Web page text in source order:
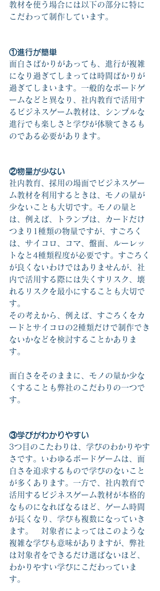
教材を使う場合には以下の部分に特に
こだわって制作しています。
①進行が簡単
面白さばかりがあっても、進行が複雑
になり過ぎてしまっては時間ばかりが
過ぎてしまいます。一般的なボードゲ
ームなどと異なり、社内教育で活用す
るビジネスゲーム教材は、シンプルな
進行でも楽しさと学びが体験てきるも
のである必要があります。
②物量が少ない
社内教育、採用の場面でビジネスゲー
ム教材を利用するときは、モノの量が
少ないことも大切です。モノの量と
は、例えば、トランプは、カードだけ
つまり1種類の物量ですが、すごろく
は、サイコロ、コマ、盤面、ルーレッ
トなと4種類程度が必要です。すごろく
が良くないわけではありませんが、社
内で活用する際には失くすリスク、壊
れるリスクを最小にすることも大切で
す。
その考えから、例えば、すごろくをカ
ードとサイコロの2種類だけで制作でき
ないかなどを検討することかありま
す。
面白さをそのままに、モノの量か少な
くすることも弊社のこだわりの一つで
す。
③学びがわかりやすい
3つ目のこたわりは、学びのわかりやす
さです。いわゆるボードゲームは、面
白さを追求するもので学びのないこと
が多くあります。一方で、社内教育で
活用するビジネスゲーム教材が本格的
なものになればなるほど、ゲーム時間
が長くなり、学びも複数になっていき
ます。　対象者によってはこのような
複雑な学びも意味がありますが、弊社
は対象者をできるだけ選ばないほど、
わかりやすい学びにこだわっていま
す。